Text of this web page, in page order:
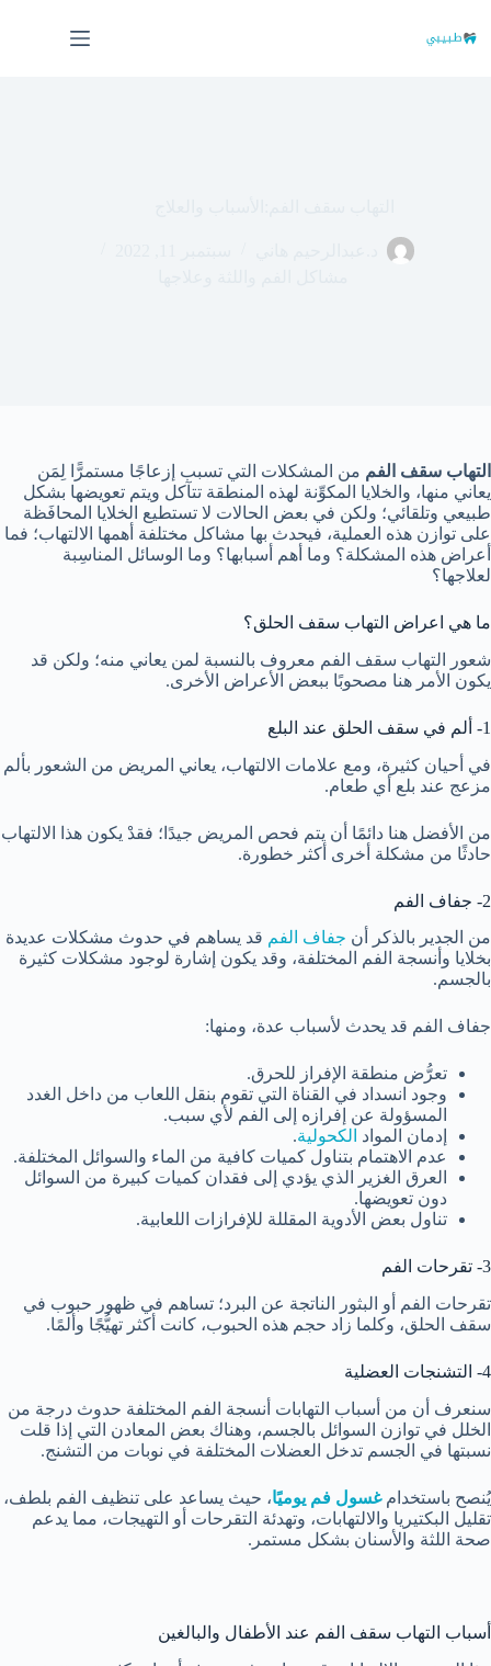
إلى
المحتوى
التهاب سقف الفم من المشكلات التي تسبب إزعاجًا مستمرًّا لِمَن
يعاني منها، والخلايا المكوِّنة لهذه المنطقة تتآكل ويتم تعويضها بشكل
طبيعي وتلقائي؛ ولكن في بعض الحالات لا تستطيع الخلايا المحافَظة
على توازن هذه العملية، فيحدث بها مشاكل مختلفة أهمها الالتهاب؛ فما
أعراض هذه المشكلة؟ وما أهم أسبابها؟ وما الوسائل المناسِبة
لعلاجها؟
ما هي اعراض التهاب سقف الحلق؟
شعور
التهاب سقف الفم معروف بالنسبة لمن يعاني منه؛ ولكن قد
يكون الأمر هنا مصحوبًا ببعض الأعراض الأخرى.
1- ألم في سقف الحلق عند البلع
في أحيان كثيرة، ومع علامات الالتهاب، يعاني المريض من الشعور بألم
مزعج عند بلع أي طعام.
من الأفضل هنا دائمًا أن يتم فحص المريض جيدًا؛ فقدْ يكون هذا الالتهاب
حادثًا من مشكلة أخرى أكثر خطورة.
2- جفاف الفم
من الجدير بالذكر أن جفاف الفم قد يساهم في حدوث مشكلات عديدة
بخلايا وأنسجة الفم المختلفة، وقد يكون إشارة لوجود مشكلات كثيرة
بالجسم.
جفاف الفم قد يحدث لأسباب عدة، ومنها:
تعرُّض منطقة الإفراز للحرق.
وجود انسداد في القناة التي تقوم بنقل اللعاب من داخل الغدد
المسؤولة عن إفرازه إلى الفم لأي سبب.
إدمان المواد الكحولية.
عدم الاهتمام بتناول كميات كافية من الماء والسوائل المختلفة.
العرق الغزير الذي يؤدي إلى فقدان كميات كبيرة من السوائل
دون تعويضها.
تناول بعض الأدوية المقللة للإفرازات اللعابية.
3- تقرحات الفم
تقرحات الفم أو البثور الناتجة عن البرد؛ تساهم في ظهور حبوب في
سقف الحلق، وكلما زاد حجم هذه الحبوب، كانت أكثر تهيُّجًا وألمًا.
4- التشنجات العضلية
سنعرف أن من أسباب التهابات أنسجة الفم المختلفة حدوث درجة من
الخلل في توازن السوائل بالجسم، وهناك بعض المعادن التي إذا قلت
نسبتها في الجسم تدخل العضلات المختلفة في نوبات من التشنج.
يُنصح باستخدامغسول فم يوميًا، حيث يساعد على تنظيف الفم بلطف،
تقليل البكتيريا والالتهابات، وتهدئة التقرحات أو التهيجات، مما يدعم
صحة اللثة والأسنان بشكل مستمر.
أسباب التهاب سقف الفم عند الأطفال والبالغين